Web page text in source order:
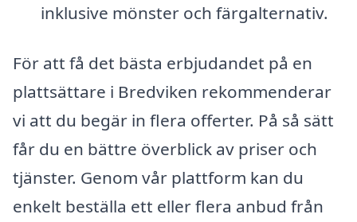
inklusive mönster och färgalternativ.
För att få det bästa erbjudandet på en
plattsättare i Bredviken rekommenderar
vi att du begär in flera offerter. På så sätt
får du en bättre överblick av priser och
tjänster. Genom vår plattform kan du
enkelt beställa ett eller flera anbud från